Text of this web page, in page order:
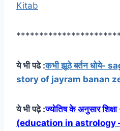
Kitab
ये भी पढे :कभी झूठे बर्तन धोये-
story of jayram banan
ये भी पढ़े :ज्योतिष के अनुसार
(education in astrology